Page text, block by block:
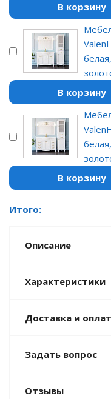
В корзину
В корзину
В корзину
Итого:
Описание
Характеристики
Доставка и
Задать вопрос
Отзывы